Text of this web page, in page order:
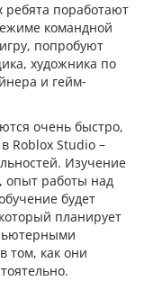
ребята поработают
командной
попробуют
художника по
и гейм-
очень быстро,
Roblox Studio –
Изучение
опыт работы над
будет
планирует
том, как они